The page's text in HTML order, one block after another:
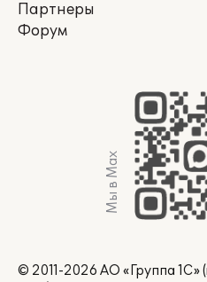
Партнеры
Форум
Мы в Max
© 2011-2026 АО «Группа